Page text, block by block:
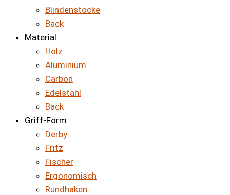
Blindenstöcke
Back
Material
Holz
Aluminium
Carbon
Edelstahl
Back
Griff-Form
Derby
Fritz
Fischer
Ergonomisch
Rundhaken